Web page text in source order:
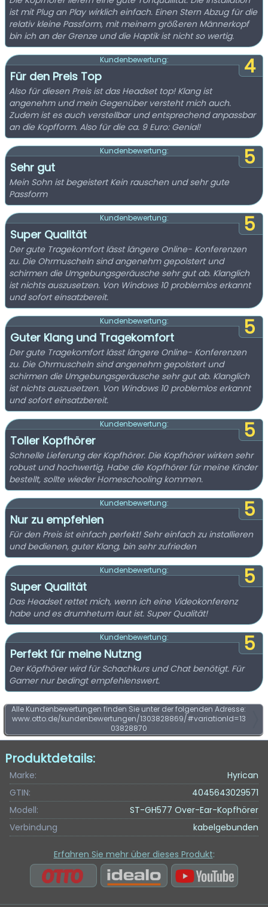
ist mit Plug an Play wirklich einfach. Einen Stern Abzug für die
relativ kleine Passform, mit meinem größeren Männerkopf
bin ich an der Grenze und die Haptik ist nicht so wertig.
4
Kundenbewertung:
Für den Preis Top
Also für diesen Preis ist das Headset top! Klang ist
angenehm und mein Gegenüber versteht mich auch.
Zudem ist es auch verstellbar und entsprechend anpassbar
an die Kopfform. Also für die ca. 9 Euro: Genial!
5
Kundenbewertung:
Sehr gut
Mein Sohn ist begeistert Kein rauschen und sehr gute
Passform
5
Kundenbewertung:
Super Qualität
Der gute Tragekomfort lässt längere Online- Konferenzen
zu. Die Ohrmuscheln sind angenehm gepolstert und
schirmen die Umgebungsgeräusche sehr gut ab. Klanglich
ist nichts auszusetzen. Von Windows 10 problemlos erkannt
und sofort einsatzbereit.
5
Kundenbewertung:
Guter Klang und Tragekomfort
Der gute Tragekomfort lässt längere Online- Konferenzen
zu. Die Ohrmuscheln sind angenehm gepolstert und
schirmen die Umgebungsgeräusche sehr gut ab. Klanglich
ist nichts auszusetzen. Von Windows 10 problemlos erkannt
und sofort einsatzbereit.
5
Kundenbewertung:
Toller Kopfhörer
Schnelle Lieferung der Kopfhörer. Die Kopfhörer wirken sehr
robust und hochwertig. Habe die Kopfhörer für meine Kinder
bestellt, sollte wieder Homeschooling kommen.
5
Kundenbewertung:
Nur zu empfehlen
Für den Preis ist einfach perfekt! Sehr einfach zu installieren
und bedienen, guter Klang, bin sehr zufrieden
5
Kundenbewertung:
Super Qualität
Das Headset rettet mich, wenn ich eine Videokonferenz
habe und es drumhetum laut ist. Super Qualität!
5
Kundenbewertung:
Perfekt für meine Nutzng
Der Köpfhörer wird für Schachkurs und Chat benötigt. Für
Gamer nur bedingt empfehlenswert.
Alle Kundenbewertungen finden Sie unter der folgenden Adresse:
www.otto.de/kundenbewertungen/1303828869/#variationId=13
03828870
Produktdetails:
Marke:
Hyrican
GTIN:
4045643029571
Modell:
ST-GH577 Over-Ear-Kopfhörer
Verbindung
kabelgebunden
Erfahren Sie mehr über dieses Produkt: